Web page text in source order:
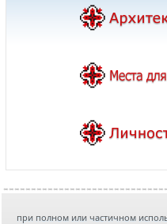
при полном или частичном